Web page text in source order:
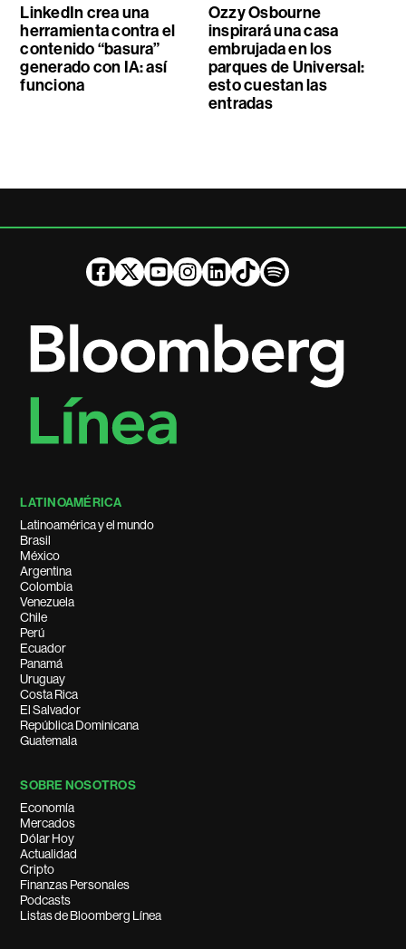
LinkedIn crea una
herramienta contra el
contenido “basura”
generado con IA: así
funciona
Ozzy Osbourne
inspirará una casa
embrujada en los
parques de Universal:
esto cuestan las
entradas
LATINOAMÉRICA
Latinoamérica y el mundo
Brasil
México
Argentina
Colombia
Venezuela
Chile
Perú
Ecuador
Panamá
Uruguay
Costa Rica
El Salvador
República Dominicana
Guatemala
SOBRE NOSOTROS
Economía
Mercados
Dólar Hoy
Actualidad
Cripto
Finanzas Personales
Podcasts
Listas de Bloomberg Línea